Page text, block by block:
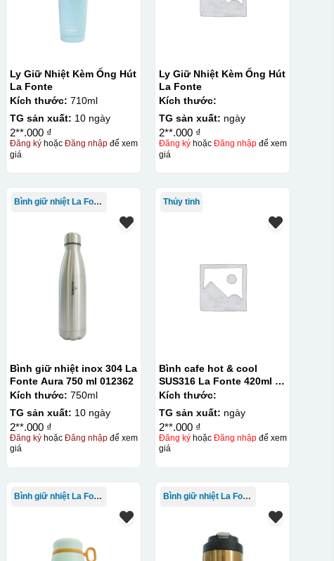
Ly Giữ Nhiệt Kèm Ống Hút
La Fonte
Kích thước: 710ml
TG sản xuất: 10 ngày
2**.000 ₫
Đăng kýhoặc Đăng nhậpđể xem
giá
Ly Giữ Nhiệt Kèm Ống Hút
La Fonte
Kích thước:
TG sản xuất: ngày
2**.000 ₫
Đăng ký hoặcĐăng nhập để xem
giá
Bình giữ nhiệt La Fonte
Bình giữ nhiệt inox 304 La
Fonte Aura 750 ml 012362
Kích thước: 750ml
TG sản xuất: 10 ngày
2**.000 ₫
Đăng kýhoặc Đăng nhậpđể xem
giá
Thủy tinh
Bình cafe hot & cool
SUS316 La Fonte 420ml –
012775
Kích thước:
TG sản xuất: ngày
2**.000 ₫
Đăng ký hoặcĐăng nhập để xem
giá
Bình giữ nhiệt La Fonte Bình giữ nhiệt La Fonte